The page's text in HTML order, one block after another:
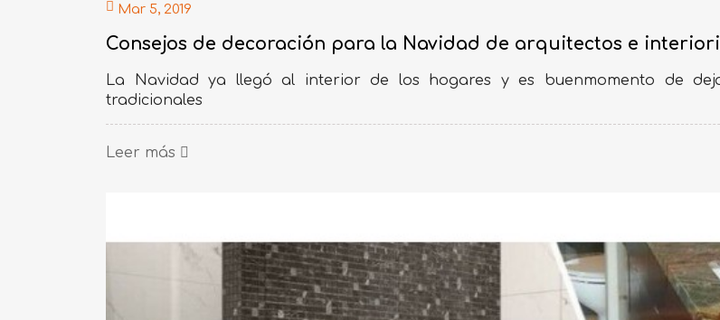
Mar 5, 2019
Consejos de decoración para la Navidad de arquitectos e
La Navidad ya llegó al interior de los hogares y es buenmomento de
tradicionales
Leer más